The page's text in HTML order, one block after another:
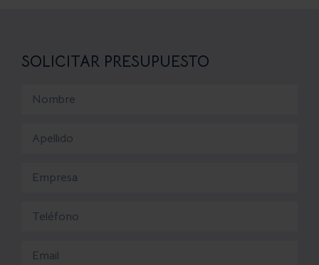
SOLICITAR PRESUPUESTO